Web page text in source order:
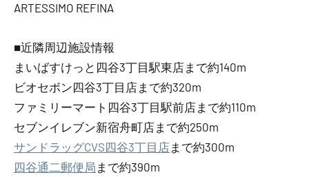
ARTESSIMO REFINA
■近隣周辺施設情報
まいばすけっと四谷3丁目駅東店まで約140m
ビオセボン四谷3丁目店まで約320m
ファミリーマート四谷3丁目駅前店まで約110m
セブンイレブン新宿舟町店まで約250m
サンドラッグCVS四谷3丁目店まで約300m
四谷通二郵便局 まで約390m